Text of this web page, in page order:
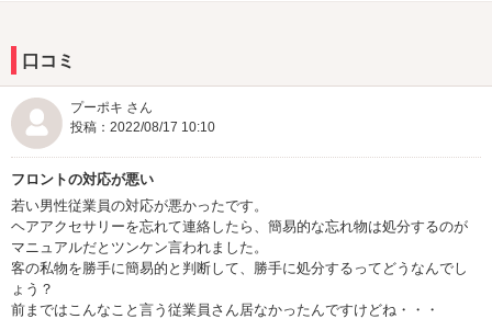
口コミ
プーポキ さん
投稿：2022/08/17 10:10
フロントの対応が悪い
若い男性従業員の対応が悪かったです。
ヘアアクセサリーを忘れて連絡したら、簡易的な忘れ物は処分するのが
マニュアルだとツンケン言われました。
客の私物を勝手に簡易的と判断して、勝手に処分するってどうなんでし
ょう？
前まではこんなこと言う従業員さん居なかったんですけどね・・・